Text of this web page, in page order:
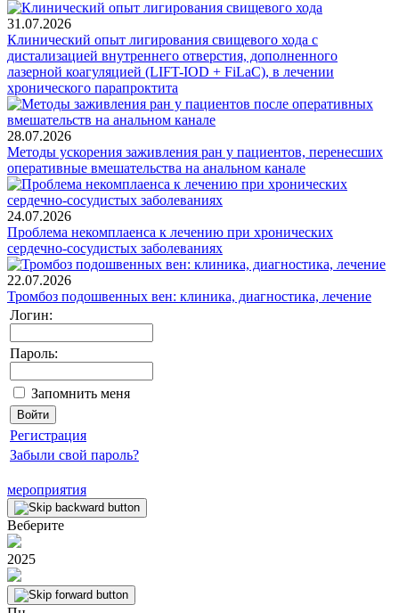
31.07.2026
Клинический опыт лигирования свищевого хода с
дистализацией внутреннего отверстия, дополненного
лазерной коагуляцией (LIFT-IOD + FiLaC), в лечении
хронического парапроктита
28.07.2026
Методы ускорения заживления ран у пациентов, перенесших
оперативные вмешательства на анальном канале
24.07.2026
Проблема некомплаенса к лечению при хронических
сердечно-сосудистых заболеваниях
22.07.2026
Тромбоз подошвенных вен: клиника, диагностика, лечение
Логин:
Пароль:
Запомнить меня
Регистрация
Забыли свой пароль?
мероприятия
Веберите
2025